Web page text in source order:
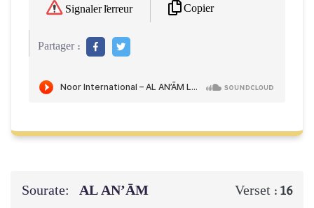
Signaler l'erreur Copier
Partager :
Sourate: AL AN’ĀM Verset : 16